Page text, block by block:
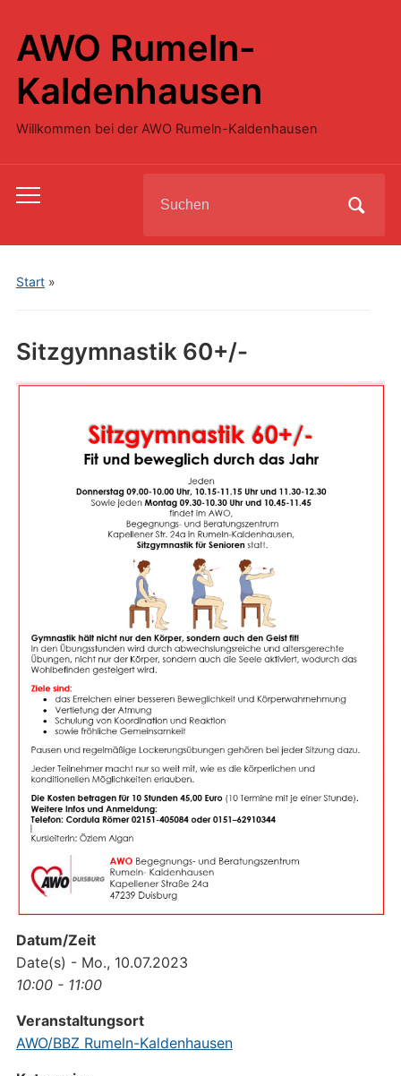
AWO Rumeln-
Kaldenhausen
Willkommen bei der AWO Rumeln-Kaldenhausen
Toggle
menu
for:
Start»
Sitzgymnastik 60+/-
Datum/Zeit
Date(s) - Mo., 10.07.2023
10:00 - 11:00
Veranstaltungsort
AWO/BBZ Rumeln-Kaldenhausen